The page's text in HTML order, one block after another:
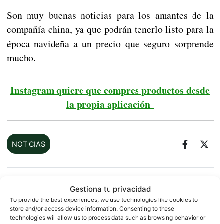
Gestiona tu privacidad
To provide the best experiences, we use technologies like cookies to
store and/or access device information. Consenting to these
technologies will allow us to process data such as browsing behavior or
Son muy buenas noticias para los amantes de la
compañía china, ya que podrán tenerlo listo para la
época navideña a un precio que seguro sorprende
mucho.
Instagram quiere que compres productos desde
la propia aplicación
NOTICIAS
Sobre este autor